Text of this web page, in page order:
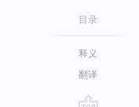
目录
释义
翻译